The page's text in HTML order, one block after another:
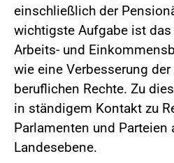
einschließlich der
wichtigste Aufgabe ist das
Arbeits- und
wie eine Verbesserung
beruflichen Rechte. Zu
in ständigem Kontakt zu
Parlamenten und Parteien
Landesebene.